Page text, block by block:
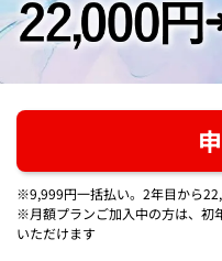
※9,999円一括払い。2年目から
※月額プランご加入中の方は、初
いただけます